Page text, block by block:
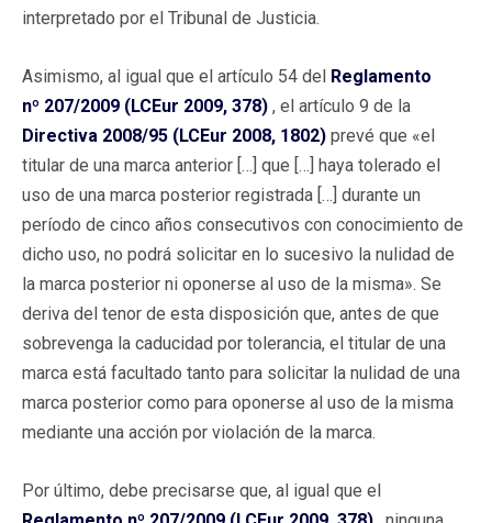
interpretado por el Tribunal de Justicia.
Asimismo, al igual que el artículo 54 del Reglamento
nº 207/2009 (LCEur 2009, 378) , el artículo 9 de la
Directiva 2008/95 (LCEur 2008, 1802) prevé que «el
titular de una marca anterior […] que […] haya tolerado el
uso de una marca posterior registrada […] durante un
período de cinco años consecutivos con conocimiento de
dicho uso, no podrá solicitar en lo sucesivo la nulidad de
la marca posterior ni oponerse al uso de la misma». Se
deriva del tenor de esta disposición que, antes de que
sobrevenga la caducidad por tolerancia, el titular de una
marca está facultado tanto para solicitar la nulidad de una
marca posterior como para oponerse al uso de la misma
mediante una acción por violación de la marca.
Por último, debe precisarse que, al igual que el